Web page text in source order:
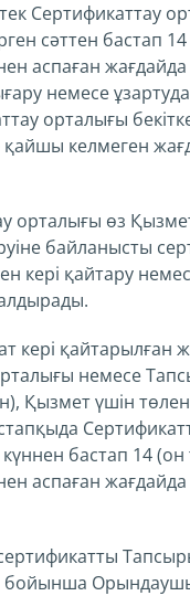
Сертификаттау
сәттен бастап
аспаған
немесе
орталығы
қайшы келмеген
орталығы өз
байланысты
кері қайтару
кері қайтарылған
немесе
Қызмет үшін
бастап 14 (он
аспаған жағдайда
сертификатты
бойынша